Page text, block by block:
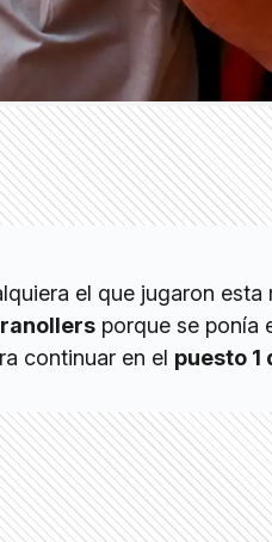
el que jugaron esta
porque se ponía
continuar en el puesto 1